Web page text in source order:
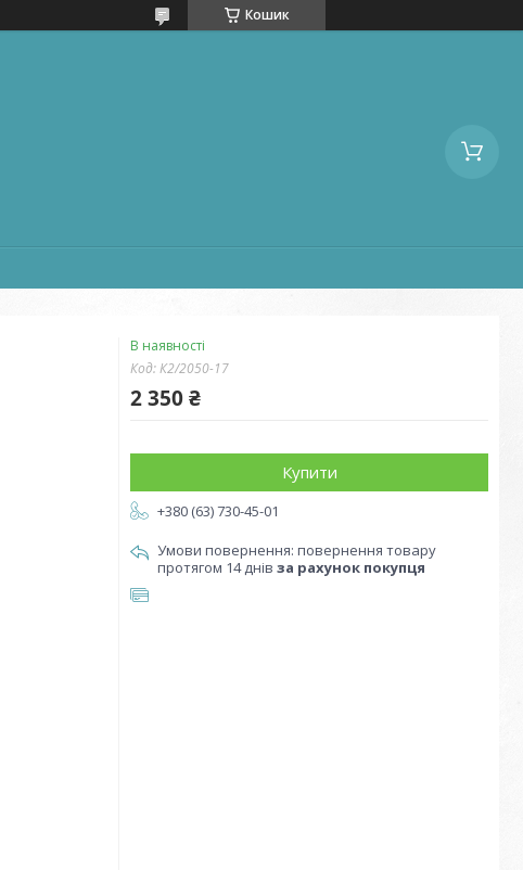
Кошик
В наявності
Код:К2/2050-17
2 350 ₴
Купити
+380 (63) 730-45-01
повернення товару
протягом 14 днів за рахунок покупця